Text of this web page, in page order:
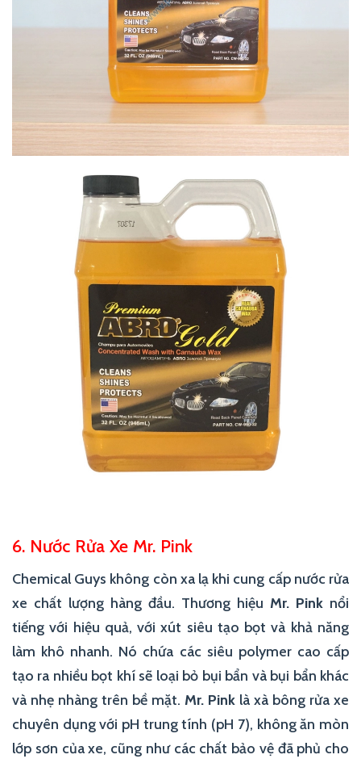
6. Nước Rửa Xe Mr. Pink
Chemical Guys không còn xa lạ khi cung cấp nước rửa
xe chất lượng hàng đầu. Thương hiệu Mr. Pink nổi
tiếng với hiệu quả, với xút siêu tạo bọt và khả năng
làm khô nhanh. Nó chứa các siêu polymer cao cấp
tạo ra nhiều bọt khí sẽ loại bỏ bụi bẩn và bụi bẩn khác
và nhẹ nhàng trên bề mặt. Mr. Pink là xà bông rửa xe
chuyên dụng với pH trung tính (pH 7), không ăn mòn
lớp sơn của xe, cũng như các chất bảo vệ đã phủ cho